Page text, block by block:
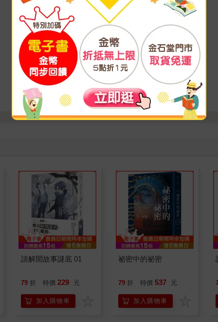
請解開故事謎底 01
79 折 特價 229 元
加入購物車
祕密中的祕密
79 折 特價 537 元
加入購物車